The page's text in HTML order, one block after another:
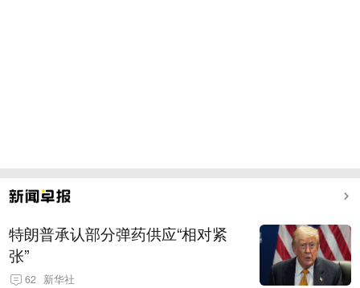
特朗普承认部分弹药供应“相对紧
张”
62 新华社